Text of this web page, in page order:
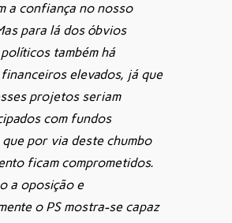
a confiança no nosso
para lá dos óbvios
também há
elevados, já que
projetos seriam
com fundos
por via deste chumbo
ficam comprometidos.
a oposição e
o PS mostra-se capaz